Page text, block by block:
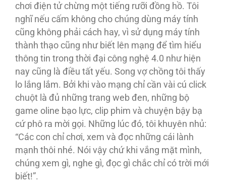
chơi điện tử chừng một tiếng rưỡi đồng hồ. Tôi
nghĩ nếu cấm không cho chúng dùng máy tính
cũng không phải cách hay, vì sử dụng máy tính
thành thạo cũng như biết lên mạng để tìm hiểu
thông tin trong thời đại công nghệ 4.0 như hiện
nay cũng là điều tất yếu. Song vợ chồng tôi thấy
lo lắng lắm. Bởi khi vào mạng chỉ cần vài cú click
chuột là đủ những trang web đen, những bộ
game oline bạo lực, clip phim và chuyện bậy bạ
cứ phô ra mời gọi. Những lúc đó, tôi khuyên nhủ:
“Các con chỉ chơi, xem và đọc những cái lành
mạnh thôi nhé. Nói vậy chứ khi vắng mặt mình,
chúng xem gì, nghe gì, đọc gì chắc chỉ có trời mới
biết!”.